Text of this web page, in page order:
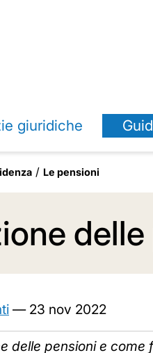
giuridiche
Le pensioni
— 23 nov 2022
delle pensioni e